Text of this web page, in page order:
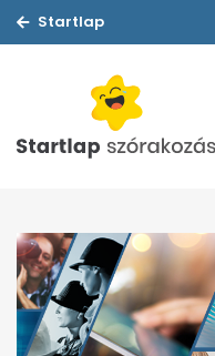
Startlap